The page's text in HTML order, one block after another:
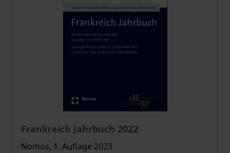
Frankreich Jahrbuch 2022
Der Preis dieses Titels richtet sich nach der
Nomos, 1. Auflage 2023